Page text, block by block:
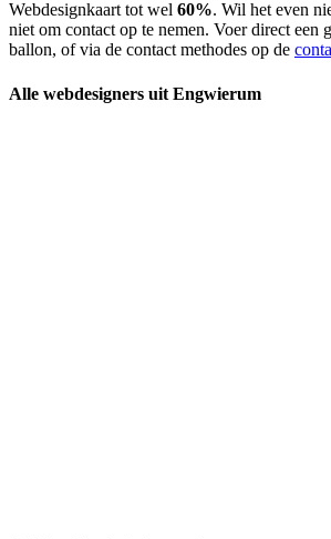
Webdesignkaart tot wel 60%. Wil het even
niet om contact op te nemen. Voer direct een
ballon, of via de contact methodes op de
Alle webdesigners uit Engwierum